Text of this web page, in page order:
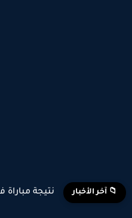
📁 آخر الأخبار